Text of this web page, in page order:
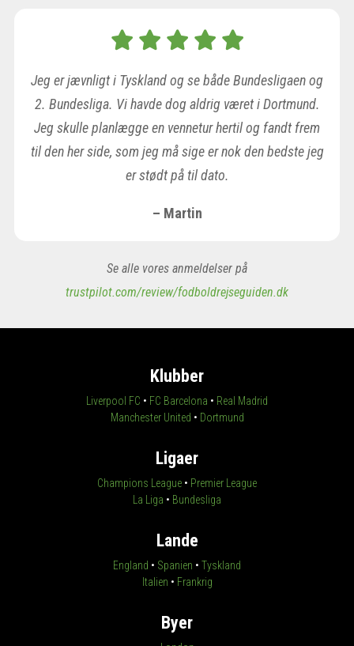
Jeg er jævnligt i Tyskland og se både Bundesligaen og
2. Bundesliga. Vi havde dog aldrig været i Dortmund.
Jeg skulle planlægge en vennetur hertil og fandt frem
til den her side, som jeg må sige er nok den bedste jeg
er stødt på til dato.
– Martin
Se alle vores anmeldelser på
trustpilot.com/review/fodboldrejseguiden.dk
Klubber
Liverpool FC • FC Barcelona • Real Madrid
Manchester United • Dortmund
Ligaer
Champions League • Premier League
La Liga • Bundesliga
Lande
England • Spanien • Tyskland
Italien • Frankrig
Byer